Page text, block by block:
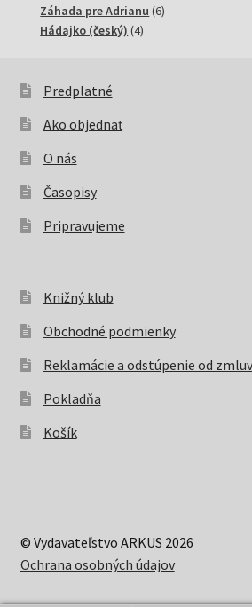
Záhada pre Adrianu 66
Hádajko (český) 44
Predplatné
Ako objednať
O nás
Časopisy
Pripravujeme
Knižný klub
Obchodné podmienky
Reklamácie a odstúpenie od
Pokladňa
Košík
© Vydavateľstvo ARKUS 2026
Ochrana osobných údajov